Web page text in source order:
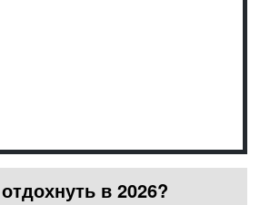
в 2026?